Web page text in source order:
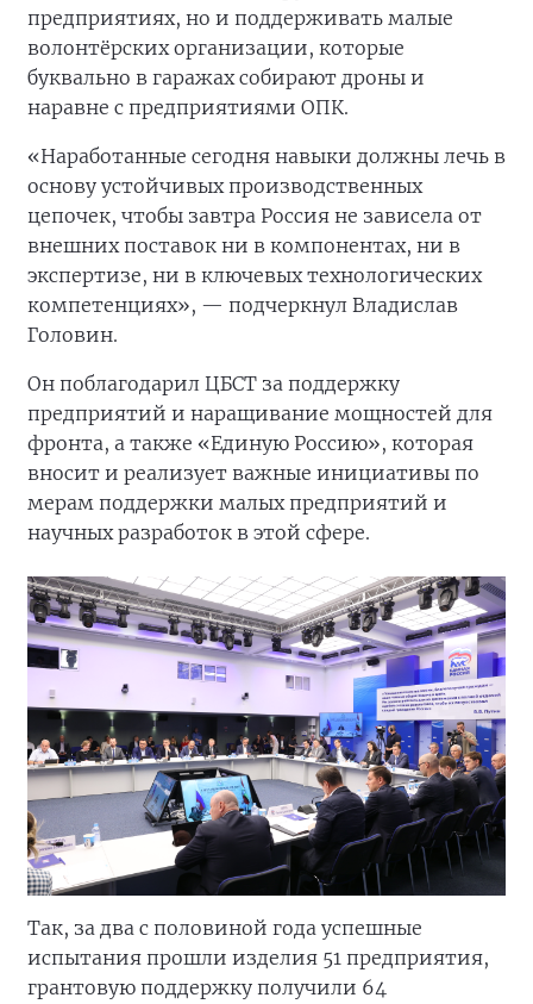
предприятиях, но и поддерживать малые
волонтёрских организации, которые
буквально в гаражах собирают дроны и
наравне с предприятиями ОПК.
«Наработанные сегодня навыки должны лечь в
основу устойчивых производственных
цепочек, чтобы завтра Россия не зависела от
внешних поставок ни в компонентах, ни в
экспертизе, ни в ключевых технологических
компетенциях», — подчеркнул Владислав
Головин.
Он поблагодарил ЦБСТ за поддержку
предприятий и наращивание мощностей для
фронта, а также «Единую Россию», которая
вносит и реализует важные инициативы по
мерам поддержки малых предприятий и
научных разработок в этой сфере.
Так, за два с половиной года успешные
испытания прошли изделия 51 предприятия,
грантовую поддержку получили 64